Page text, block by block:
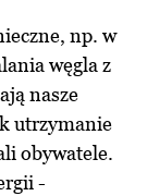
np. w
węgla z
nasze
utrzymanie
obywatele.
-